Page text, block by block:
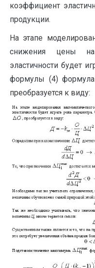
коэффициент
продукции.
На этапе
снижения цены
эластичности будет
формулы (4)
преобразуется к виду: